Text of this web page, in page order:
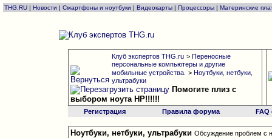
THG.RU | Новости | Смартфоны и ноутбуки | Видеокарты | Процессоры | Материнские
Клуб экспертов THG.ru > Переносные
персональные компьютеры и другие
мобильные устройства. > Ноутбуки, нетбуки,
ультрабуки
Помогите плиз с
выбором ноута HP!!!!!!
Регистрация Правила форума
Ноутбуки, нетбуки, ультрабуки Обсуждение проблем с